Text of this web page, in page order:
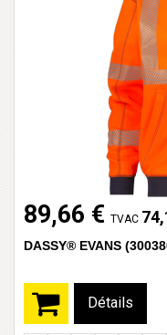
89,66 € TVAC
DASSY® EVANS
Détails